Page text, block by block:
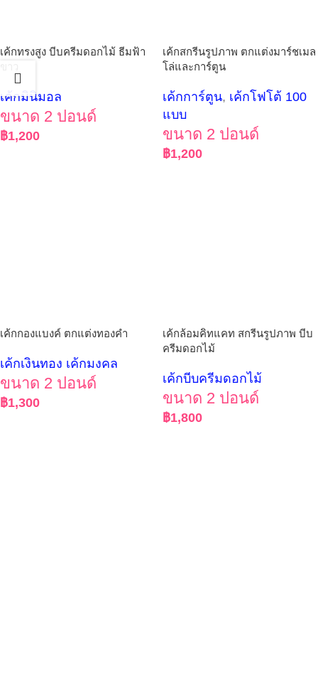
เค้กทรงสูง บีบครีมดอกไม้ ธีมฟ้า
เค้กมินิมอล
ขนาด 2 ปอนด์
฿1,200
เค้กสกรีนรูปภาพ ตกแต่งมาร์ชเมล
โล่และการ์ตูน
เค้กการ์ตูน, เค้กโฟโต้ 100
แบบ
ขนาด 2 ปอนด์
฿1,200
เค้กกองแบงค์ ตกแต่งทองคำ
เค้กเงินทอง เค้กมงคล
ขนาด 2 ปอนด์
฿1,300
เค้กล้อมคิทแคท สกรีนรูปภาพ บีบ
ครีมดอกไม้
เค้กบีบครีมดอกไม้
ขนาด 2 ปอนด์
฿1,800